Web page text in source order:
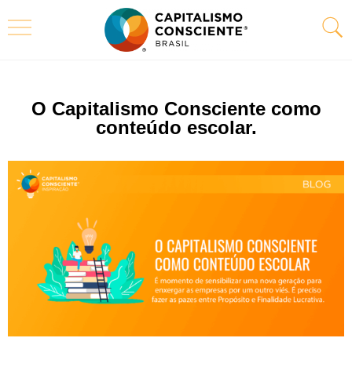
O Capitalismo Consciente como
conteúdo escolar.